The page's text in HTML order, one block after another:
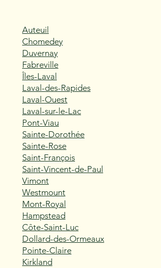
Auteuil
Chomedey
Duvernay
Fabreville
Îles-Laval
Laval-des-Rapides
Laval-Ouest
Laval-sur-le-Lac
Pont-Viau
Sainte-Dorothée
Sainte-Rose
Saint-François
Saint-Vincent-de-Paul
Vimont
Westmount
Mont-Royal
Hampstead
Côte-Saint-Luc
Dollard-des-Ormeaux
Pointe-Claire
Kirkland